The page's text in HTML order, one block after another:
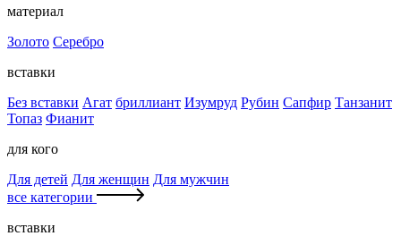
материал
Золото Серебро
вставки
Без вставки Агат бриллиант Изумруд Рубин Сапфир Танзанит
Топаз Фианит
для кого
Для детей Для женщин Для мужчин
все категории
вставки